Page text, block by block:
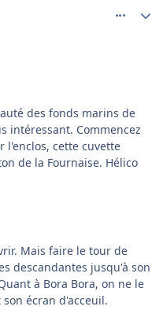
des fonds marins de
intéressant. Commencez
l'enclos, cette cuvette
de la Fournaise. Hélico
Mais faire le tour de
descandantes jusqu'à son
à Bora Bora, on ne le
écran d'acceuil.